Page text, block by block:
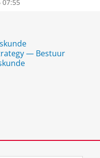
07:55
— Bestuur